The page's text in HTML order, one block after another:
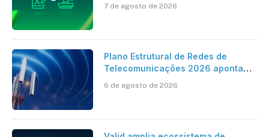
cartório
7 de agosto de 2026
Plano Estrutural de Redes de
Telecomunicações 2026 aponta
avanço da cobertura móvel, mas
6 de agosto de 2026